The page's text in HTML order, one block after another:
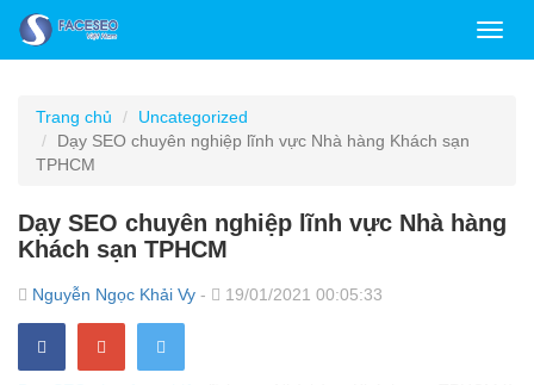
Trang chủ
Uncategorized
Dạy SEO chuyên nghiệp lĩnh vực Nhà hàng Khách sạn
TPHCM
Dạy SEO chuyên nghiệp lĩnh vực Nhà hàng
Khách sạn TPHCM
Nguyễn Ngọc Khải Vy - 19/01/2021 00:05:33